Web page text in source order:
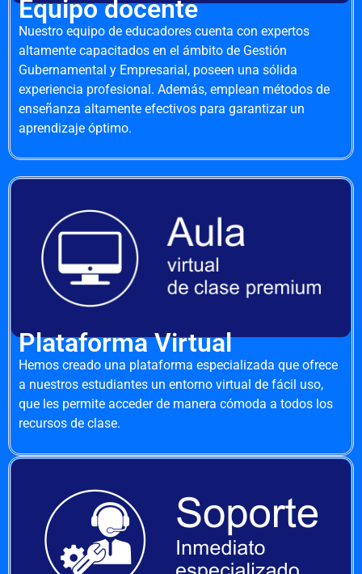
Equipo docente
Nuestro equipo de educadores cuenta con expertos
altamente capacitados en el ámbito de Gestión
Gubernamental y Empresarial, poseen una sólida
experiencia profesional. Además, emplean métodos de
enseñanza altamente efectivos para garantizar un
aprendizaje óptimo.
Plataforma Virtual
Hemos creado una plataforma especializada que ofrece
a nuestros estudiantes un entorno virtual de fácil uso,
que les permite acceder de manera cómoda a todos los
recursos de clase.